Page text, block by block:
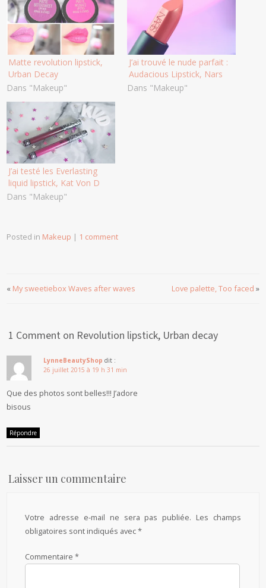
Matte revolution lipstick,
Urban Decay
Dans "Makeup"
J’ai trouvé le nude parfait :
Audacious Lipstick, Nars
Dans "Makeup"
J’ai testé les Everlasting
liquid lipstick, Kat Von D
Dans "Makeup"
Posted in Makeup | 1 comment
« My sweetiebox Waves after waves Love palette, Too faced »
1 Comment on Revolution lipstick, Urban decay
LynneBeautyShop dit :
26 juillet 2015 à 19 h 31 min
Que des photos sont belles!!! J’adore
bisous
Répondre
Laisser un commentaire
Votre adresse e-mail ne sera pas publiée. Les champs
obligatoires sont indiqués avec*
Commentaire*